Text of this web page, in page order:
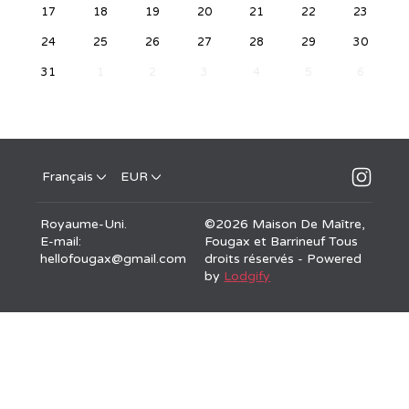
17 18 19 20 21 22 23
24 25 26 27 28 29 30
31
Français EUR
Royaume-Uni.
E-mail:
hellofougax@gmail.com
©2026 Maison De Maître,
Fougax et Barrineuf Tous
droits réservés - Powered
by Lodgify